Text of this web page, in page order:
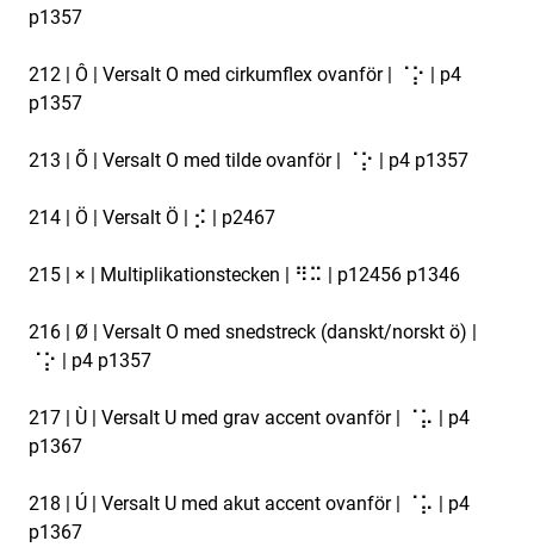
p1357
212 | Ô | Versalt O med cirkumflex ovanför | ⠈⡕ | p4
p1357
213 | Õ | Versalt O med tilde ovanför | ⠈⡕ | p4 p1357
214 | Ö | Versalt Ö | ⡪ | p2467
215 | × | Multiplikationstecken | ⠻⠭ | p12456 p1346
216 | Ø | Versalt O med snedstreck (danskt/norskt ö) |
⠈⡕ | p4 p1357
217 | Ù | Versalt U med grav accent ovanför | ⠈⡥ | p4
p1367
218 | Ú | Versalt U med akut accent ovanför | ⠈⡥ | p4
p1367